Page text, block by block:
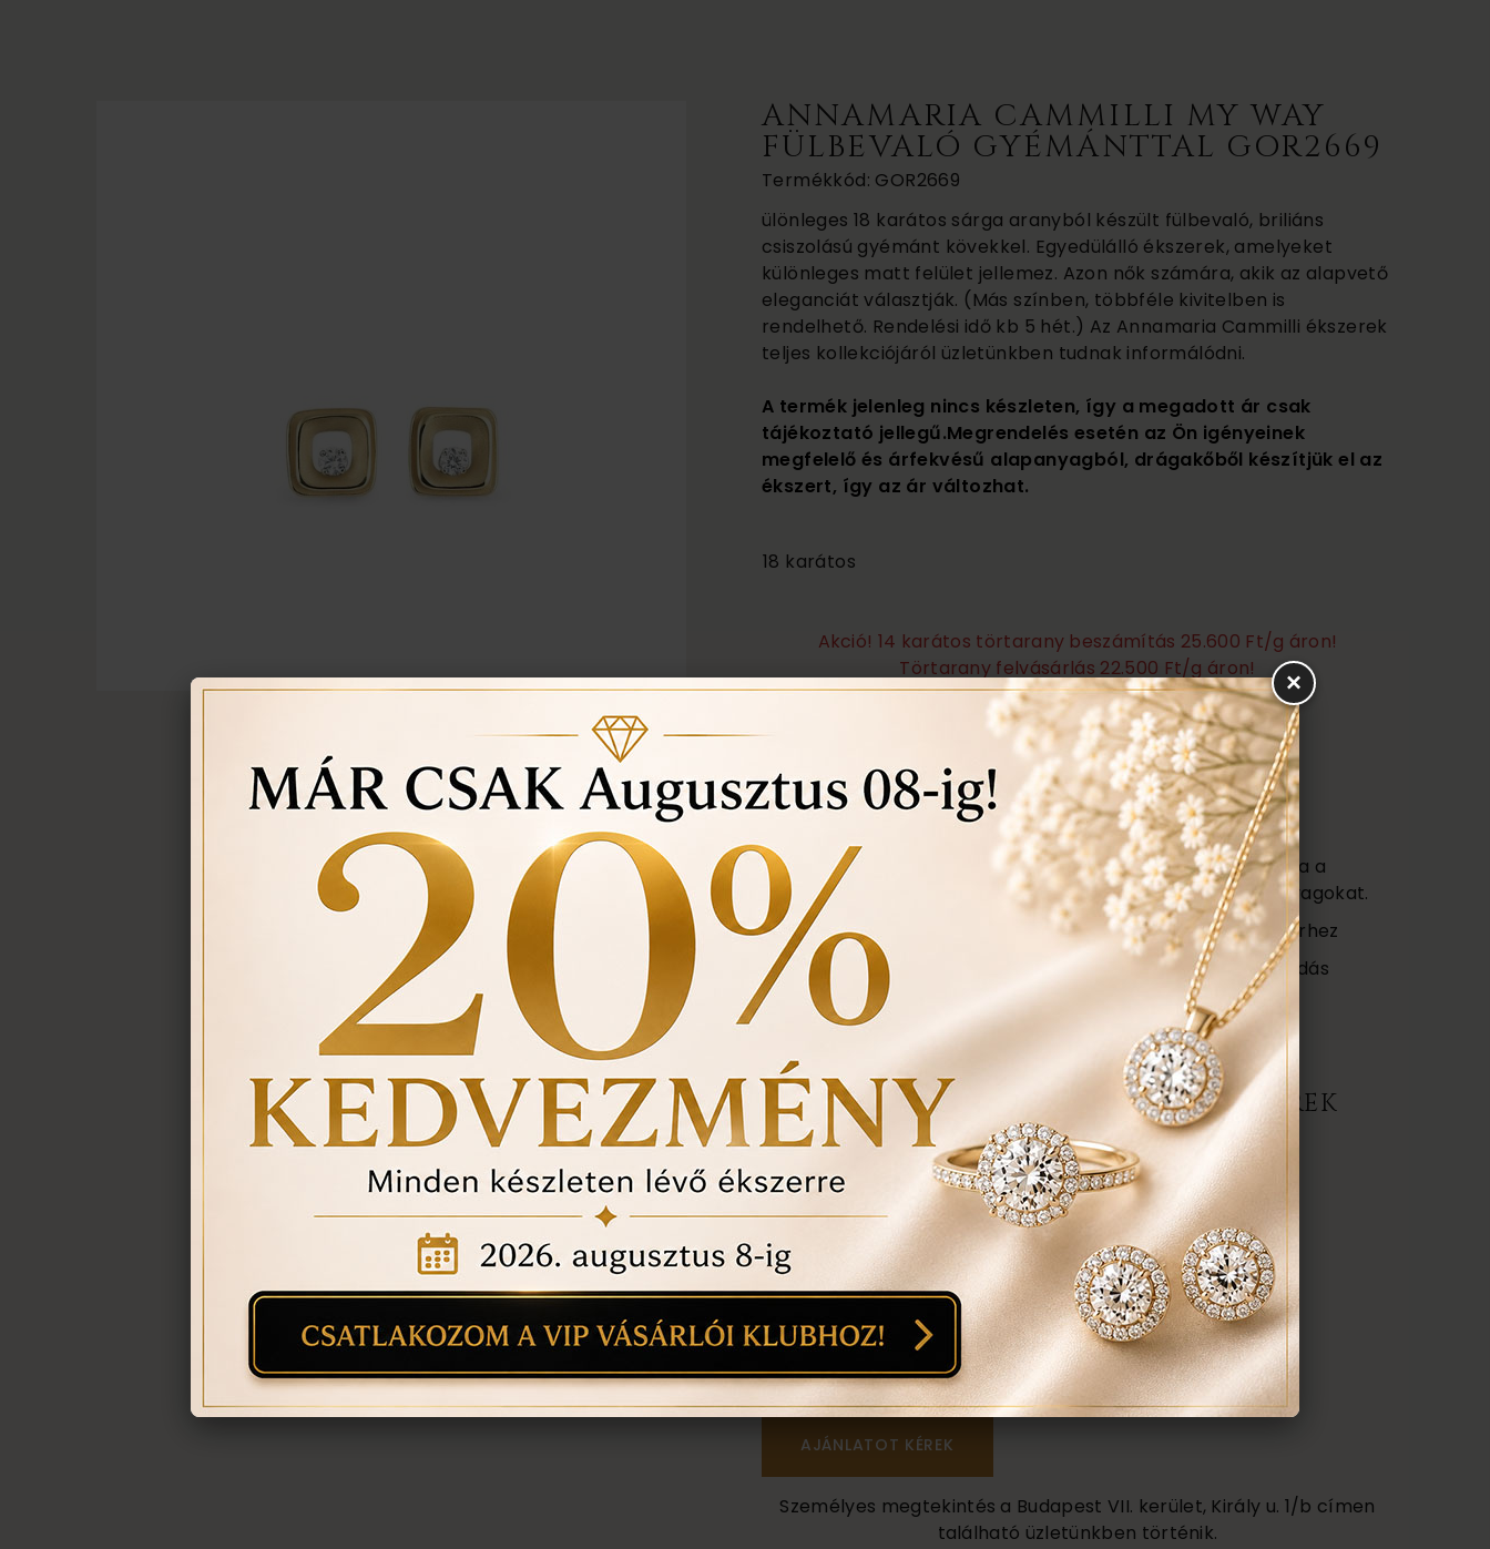
ANNAMARIA CAMMILLI MY WAY
FÜLBEVALÓ GYÉMÁNTTAL GOR2669
Termékkód: GOR2669
ülönleges 18 karátos sárga aranyból készült fülbevaló, briliáns
csiszolású gyémánt kövekkel. Egyedülálló ékszerek, amelyeket
különleges matt felület jellemez. Azon nők számára, akik az alapvető
eleganciát választják. (Más színben, többféle kivitelben is
rendelhető. Rendelési idő kb 5 hét.) Az Annamaria Cammilli ékszerek
teljes kollekciójáról üzletünkben tudnak informálódni.
A termék jelenleg nincs készleten, így a megadott ár csak
tájékoztató jellegű.Megrendelés esetén az Ön igényeinek
megfelelő és árfekvésű alapanyagból, drágakőből készítjük el az
ékszert, így az ár változhat.
18 karátos
Akció! 14 karátos törtarany beszámítás 25.600 Ft/g áron!
Törtarany felvásárlás 22.500 Ft/g áron!
Ezen felül még:
Örökös garanciális tisztítás, polírozás
Ingyenes méret állítás
Vásárlási bizonylat avagy (Certificate) mely tartalmazza a
felhasznált kövek minőségét az ékszerben található anyagokat.
Ékszertartó doboz és ajándék tartó táska minden ékszerhez
Évente 1 alkalommal ingyenes ellenőrzés, rejtett károsodás
történt-e , mozgó kő, repedés a gyűrűn stb. Az általunk
felfedezett hibákat ingyenesen javítjuk.
ÉRDEKEL A TERMÉK, AJÁNLATOT KÉREK
darab
1
anyaga:
18 karátos
színe:
mint a képen
Személyes megtekintés a Budapest VII. kerület, Király u. 1/b címen
található üzletünkben történik.
×